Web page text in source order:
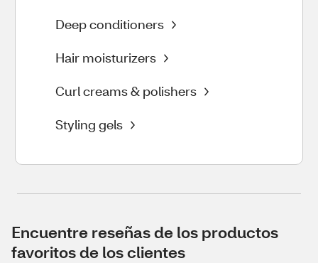
Deep conditioners
Hair moisturizers
Curl creams & polishers
Styling gels
Encuentre reseñas de los productos
favoritos de los clientes